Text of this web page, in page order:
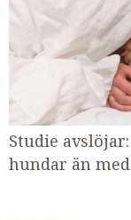
Studie
hundar än